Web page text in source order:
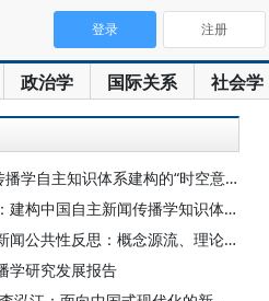
政治学 国际关系 社会学
登录 注册
学自主知识体系建构的“时空意识”
国自主新闻传播学知识体系的十个基本问题
共性反思：概念源流、理论取用与问题思辨
学研究发展报告